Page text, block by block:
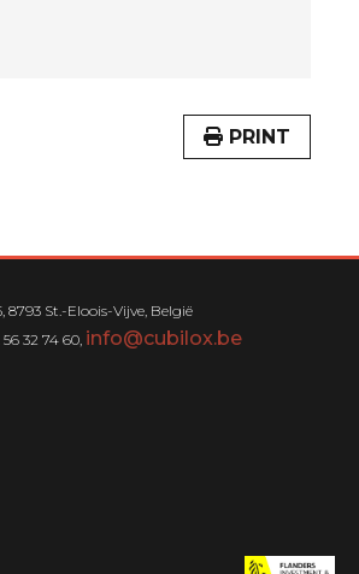
PRINT
8793 St.-Eloois-Vijve, België
32 74 60, info@cubilox.be